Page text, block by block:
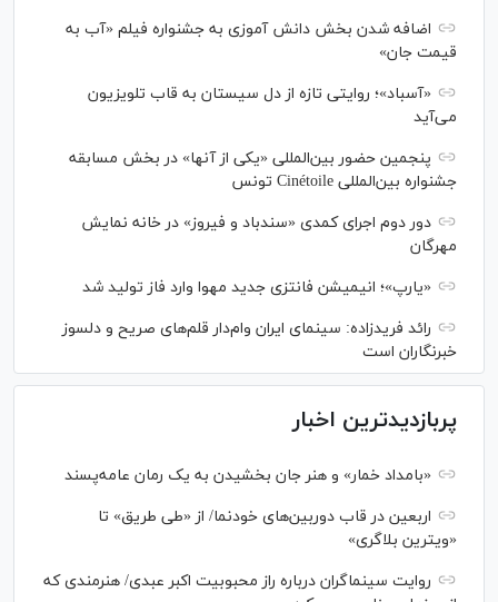
اضافه شدن بخش دانش آموزی به جشنواره فیلم «آب به
قیمت جان»
«آسباد»؛ روایتی تازه از دل سیستان به قاب تلویزیون
می‌آید
پنجمین حضور بین‌المللی «یکی از آنها» در بخش مسابقه
جشنواره بین‌المللی Cinétoile تونس
دور دوم اجرای کمدی «سندباد و فیروز» در خانه نمایش
مهرگان
«یارپ»؛ انیمیشن فانتزی جدید مهوا وارد فاز تولید شد
رائد فریدزاده: سینمای ایران وام‌دار قلم‌های صریح و دلسوز
خبرنگاران است
پربازدیدترین اخبار
«بامداد خمار» و هنر جان بخشیدن به یک رمان عامه‌پسند
اربعین در قاب دوربین‌های خودنما/ از «طی طریق» تا
«ویترین بلاگری»
روایت سینماگران درباره راز محبوبیت اکبر عبدی/ هنرمندی که